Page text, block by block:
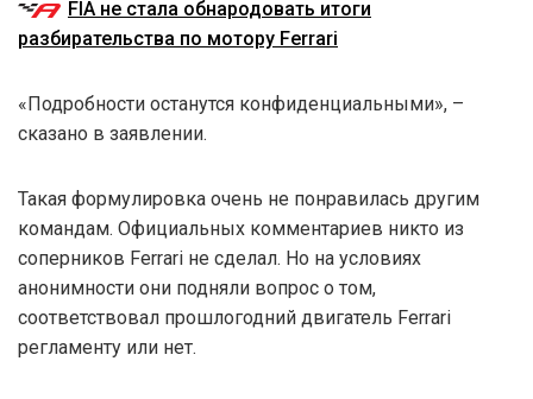
FIA не стала обнародовать итоги
разбирательства по мотору Ferrari
«Подробности останутся конфиденциальными», –
сказано в заявлении.
Такая формулировка очень не понравилась другим
командам. Официальных комментариев никто из
соперников Ferrari не сделал. Но на условиях
анонимности они подняли вопрос о том,
соответствовал прошлогодний двигатель Ferrari
регламенту или нет.